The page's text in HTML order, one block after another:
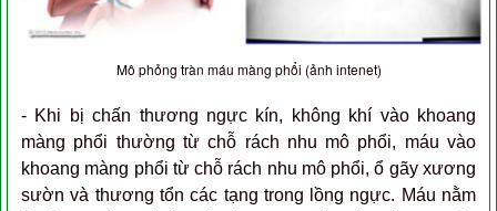
Mô phỏng tràn máu màng phổi (ảnh intenet)
- Khi bị chấn thương ngực kín, không khí vào khoang
màng phổi thường từ chỗ rách nhu mô phổi, máu vào
khoang màng phổi từ chỗ rách nhu mô phổi, ổ gãy xương
sườn và thương tổn các tạng trong lồng ngực. Máu nằm